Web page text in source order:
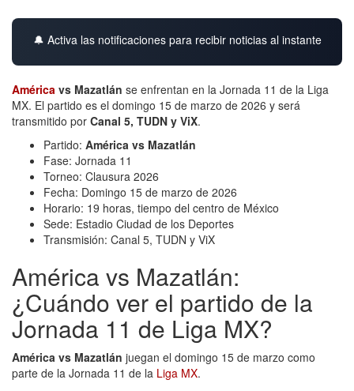
🔔 Activa las notificaciones para recibir noticias al instante
América vs Mazatlán se enfrentan en la Jornada 11 de la Liga
MX. El partido es el domingo 15 de marzo de 2026 y será
transmitido por Canal 5, TUDN y ViX.
Partido: América vs Mazatlán
Fase: Jornada 11
Torneo: Clausura 2026
Fecha: Domingo 15 de marzo de 2026
Horario: 19 horas, tiempo del centro de México
Sede: Estadio Ciudad de los Deportes
Transmisión: Canal 5, TUDN y ViX
América vs Mazatlán:
¿Cuándo ver el partido de la
Jornada 11 de Liga MX?
América vs Mazatlán juegan el domingo 15 de marzo como
parte de la Jornada 11 de la Liga MX.